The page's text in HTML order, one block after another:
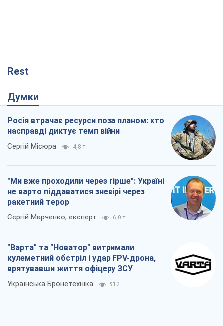
Rest
Думки
Росія втрачає ресурси поза планом: хто
насправді диктує темп війни
Сергій Місюра 4,8 т.
"Ми вже проходили через гірше": Україні
не варто піддаватися зневірі через
ракетний терор
Сергій Марченко, експерт 6,0 т.
"Варта" та "Новатор" витримали
кулеметний обстріл і удар FPV-дрона,
врятувавши життя офіцеру ЗСУ
Українська Бронетехніка 912